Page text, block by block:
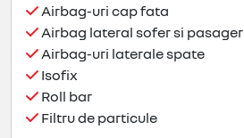
Airbag-uri cap fata
Airbag lateral sofer si pasager
Airbag-uri laterale spate
Isofix
Roll bar
Filtru de particule